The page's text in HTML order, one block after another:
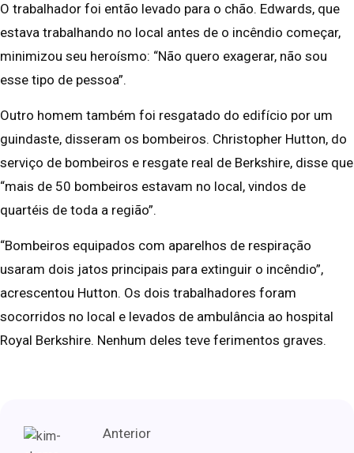
O trabalhador foi então levado para o chão. Edwards, que
estava trabalhando no local antes de o incêndio começar,
minimizou seu heroísmo: “Não quero exagerar, não sou
esse tipo de pessoa”.
Outro homem também foi resgatado do edifício por um
guindaste, disseram os bombeiros. Christopher Hutton, do
serviço de bombeiros e resgate real de Berkshire, disse que
“mais de 50 bombeiros estavam no local, vindos de
quartéis de toda a região”.
“Bombeiros equipados com aparelhos de respiração
usaram dois jatos principais para extinguir o incêndio”,
acrescentou Hutton. Os dois trabalhadores foram
socorridos no local e levados de ambulância ao hospital
Royal Berkshire. Nenhum deles teve ferimentos graves.
Anterior